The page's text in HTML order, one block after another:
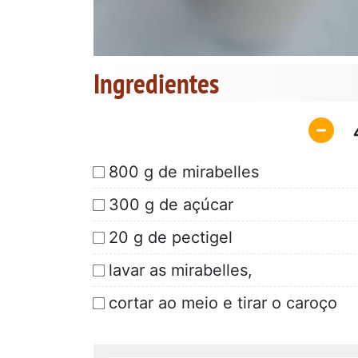
Ingredientes
800 g de mirabelles
300 g de açúcar
20 g de pectigel
lavar as mirabelles,
cortar ao meio e tirar o caroço